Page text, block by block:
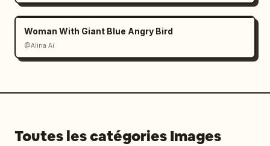
Woman With Giant Blue Angry Bird
@Alina Ai
Toutes les catégories Images